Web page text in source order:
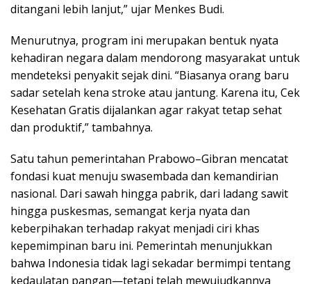
ditangani lebih lanjut,” ujar Menkes Budi.
Menurutnya, program ini merupakan bentuk nyata
kehadiran negara dalam mendorong masyarakat untuk
mendeteksi penyakit sejak dini. “Biasanya orang baru
sadar setelah kena stroke atau jantung. Karena itu, Cek
Kesehatan Gratis dijalankan agar rakyat tetap sehat
dan produktif,” tambahnya.
Satu tahun pemerintahan Prabowo–Gibran mencatat
fondasi kuat menuju swasembada dan kemandirian
nasional. Dari sawah hingga pabrik, dari ladang sawit
hingga puskesmas, semangat kerja nyata dan
keberpihakan terhadap rakyat menjadi ciri khas
kepemimpinan baru ini. Pemerintah menunjukkan
bahwa Indonesia tidak lagi sekadar bermimpi tentang
kedaulatan pangan—tetapi telah mewujudkannya